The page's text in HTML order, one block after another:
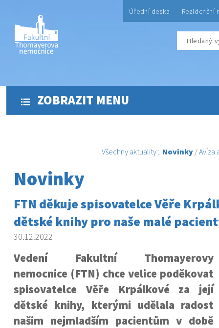
Úřední deska Rezidenční
ZOBRAZIT MENU
Všechny aktuality :: Novinky /Avíza
Novinky
FTN děkuje spisovatelce Věře
dětské knihy pro naše malé
30.12.2022
Vedení Fakultní Thomayerovy
nemocnice (FTN) chce velice poděkovat
spisovatelce Věře Krpálkové za její
dětské knihy, kterými udělala radost
našim nejmladším pacientům v době